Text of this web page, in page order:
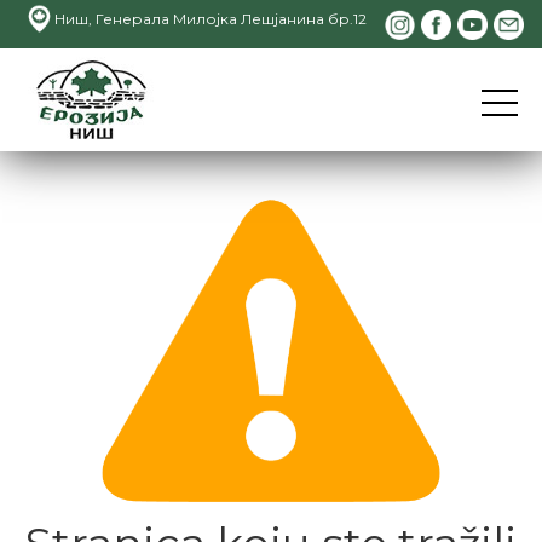
Ниш, Генерала Милојка Лешјанина бр.12